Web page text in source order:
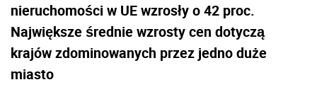
nieruchomości w UE wzrosły o 42 proc.
Największe średnie wzrosty cen dotyczą
krajów zdominowanych przez jedno duże
miasto